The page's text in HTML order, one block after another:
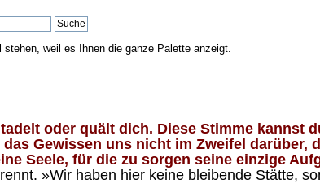
weil es Ihnen die ganze Palette anzeigt.
oder quält dich. Diese Stimme kannst
Gewissen uns nicht im Zweifel
Seele, für die zu sorgen seine einzige
»Wir haben hier keine bleibende Stätte,